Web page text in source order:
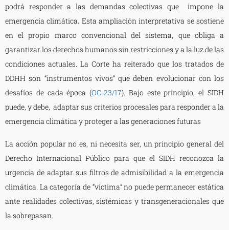
podrá responder a las demandas colectivas que impone la
emergencia climática. Esta ampliación interpretativa se sostiene
en el propio marco convencional del sistema, que obliga a
garantizar los derechos humanos sin restricciones y a la luz de las
condiciones actuales. La Corte ha reiterado que los tratados de
DDHH son “instrumentos vivos” que deben evolucionar con los
desafíos de cada época (OC-23/17). Bajo este principio, el SIDH
puede, y debe, adaptar sus criterios procesales para responder a la
emergencia climática y proteger a las generaciones futuras
La acción popular no es, ni necesita ser, un principio general del
Derecho Internacional Público para que el SIDH reconozca la
urgencia de adaptar sus filtros de admisibilidad a la emergencia
climática. La categoría de “víctima” no puede permanecer estática
ante realidades colectivas, sistémicas y transgeneracionales que
la sobrepasan.